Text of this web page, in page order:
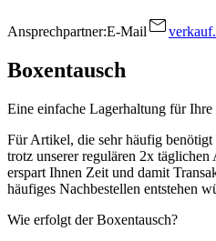
Ansprechpartner:E-Mail
Boxentausch
Eine einfache Lagerhaltung für
Für Artikel, die sehr häufig
trotz unserer regulären 2x
erspart Ihnen Zeit und damit
häufiges Nachbestellen entstehen
Wie erfolgt der Boxentausch?